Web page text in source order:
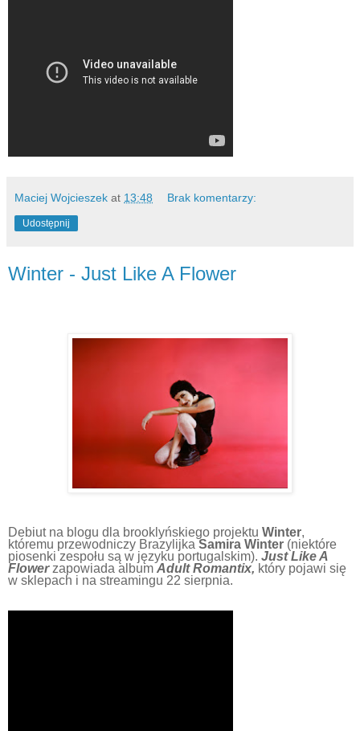
Maciej Wojcieszek at 13:48 Brak komentarzy:
Udostępnij
Winter - Just Like A Flower
Debiut na blogu dla brooklyńskiego projektu Winter,
któremu przewodniczy Brazylijka Samira Winter (niektóre
piosenki zespołu są w języku portugalskim). Just Like A
Flowerzapowiada album Adult Romantix, który pojawi się
w sklepach i na streamingu 22 sierpnia.